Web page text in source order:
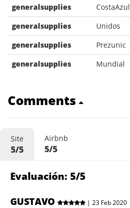
generalsupplies
CostaAzul
generalsupplies
Unidos
generalsupplies
Prezunic
generalsupplies
Mundial
Comments
Site
5/5
Airbnb
5/5
Evaluación: 5/5
GUSTAVO | 23 Feb 2020